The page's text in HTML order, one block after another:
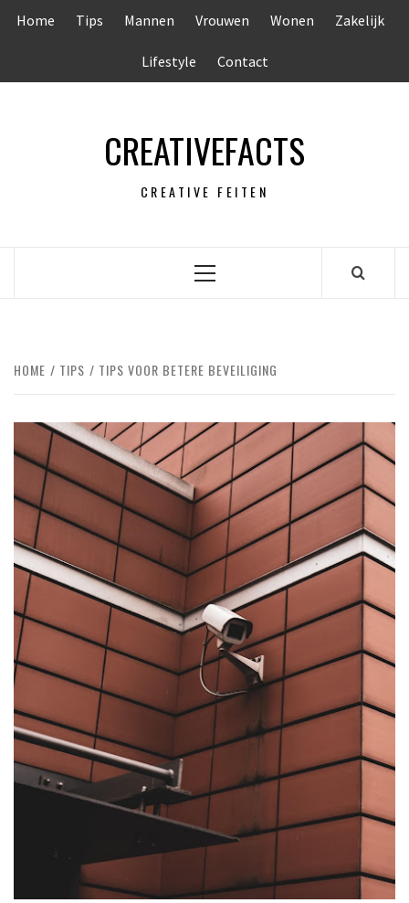
Home Tips Mannen Vrouwen Wonen Zakelijk
Lifestyle Contact
CREATIVEFACTS
CREATIVE FEITEN
Primair
HOME TIPS TIPS VOOR BETERE BEVEILIGING